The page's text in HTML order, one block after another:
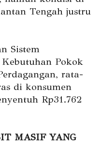
Tengah justru
Sistem
Pokok
rata-
di konsumen
Rp31.762
MASIF YANG